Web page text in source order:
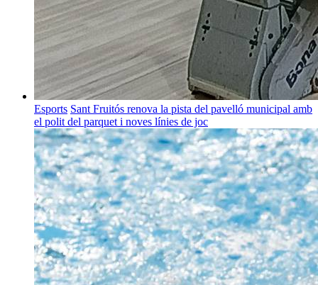
Esports Sant Fruitós renova la pista del pavelló municipal amb
el polit del parquet i noves línies de joc